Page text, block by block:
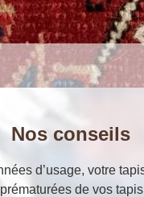
Nos conseils
d’usage, votre
de vos